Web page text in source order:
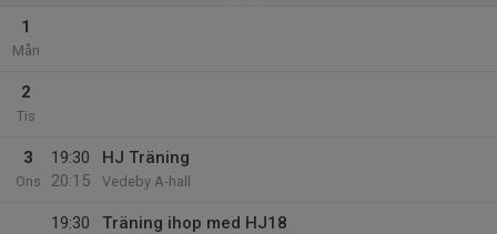
1
Mån
2
Tis
3
Ons
19:30
20:15
HJ Träning
Vedeby A-hall
19:30
Träning ihop med HJ18